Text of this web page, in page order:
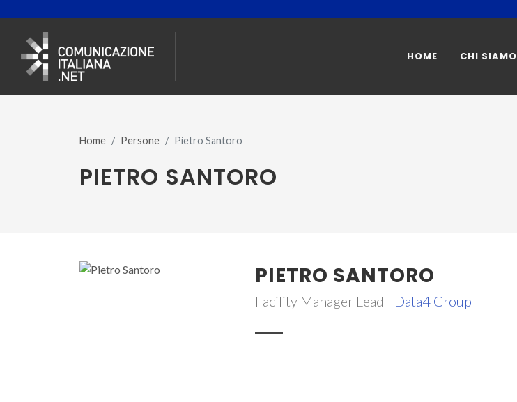
HOME CHI SIAMO
Home Persone Pietro Santoro
PIETRO SANTORO
PIETRO SANTORO
Facility Manager Lead | Data4 Group